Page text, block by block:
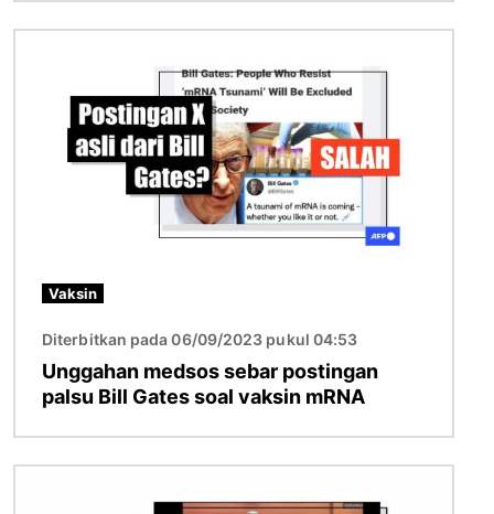
Vaksin
Diterbitkan pada 06/09/2023 pukul 04:53
Unggahan medsos sebar postingan
palsu Bill Gates soal vaksin mRNA